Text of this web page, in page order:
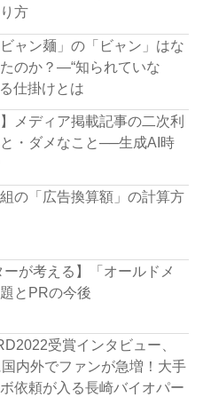
方
ャン麺」の「ビャン」はな
のか？―“知られていな
仕掛けとは
メディア掲載記事の二次利
・ダメなこと──生成AI時
組の「広告換算額」の計算方
ーが考える】「オールドメ
とPRの今後
受賞インタビュー、
内外でファンが急増！大手
依頼が入る長崎バイオパー